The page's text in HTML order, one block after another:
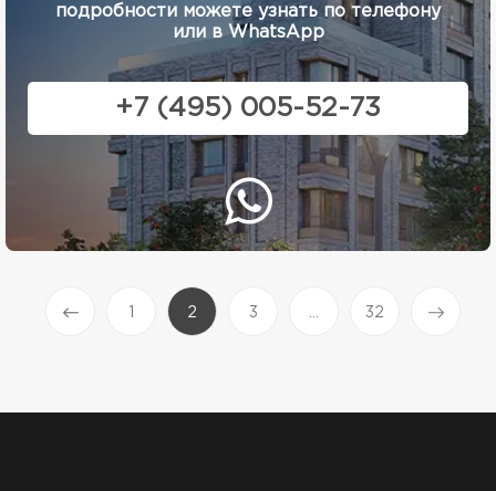
подробности можете узнать по телефону
или в WhatsApp
+7 (495) 005-52-73
2 (current)
3 32